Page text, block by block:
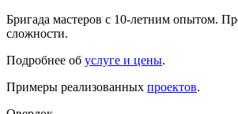
Бригада мастеров с 10-летним опытом.
сложности.
Подробнее об услуге и цены.
Примеры реализованных проектов.